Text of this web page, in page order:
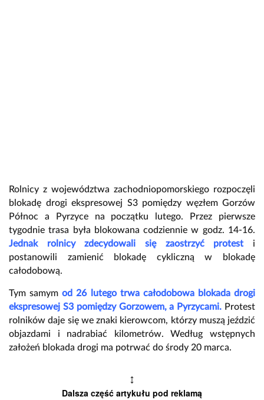
Rolnicy z województwa zachodniopomorskiego rozpoczęli
blokadę drogi ekspresowej S3 pomiędzy węzłem Gorzów
Północ a Pyrzyce na początku lutego. Przez pierwsze
tygodnie trasa była blokowana codziennie w godz. 14-16.
Jednak rolnicy zdecydowali się zaostrzyć protest i
postanowili zamienić blokadę cykliczną w blokadę
całodobową.
Tym samym od 26 lutego trwa całodobowa blokada drogi
ekspresowej S3 pomiędzy Gorzowem, a Pyrzycami. Protest
rolników daje się we znaki kierowcom, którzy muszą jeździć
objazdami i nadrabiać kilometrów. Według wstępnych
założeń blokada drogi ma potrwać do środy 20 marca.
↕
Dalsza część artykułu pod reklamą